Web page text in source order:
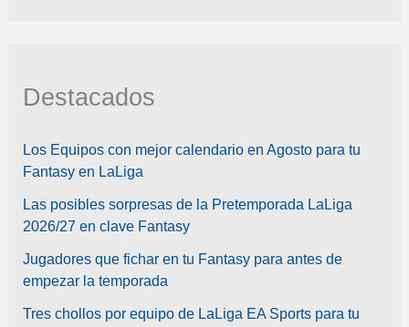
Destacados
Los Equipos con mejor calendario en Agosto para tu
Fantasy en LaLiga
Las posibles sorpresas de la Pretemporada LaLiga
2026/27 en clave Fantasy
Jugadores que fichar en tu Fantasy para antes de
empezar la temporada
Tres chollos por equipo de LaLiga EA Sports para tu